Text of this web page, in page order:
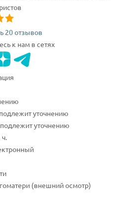
20 отзывов
к нам в сетях
уточнению
уточнению
(внешний осмотр)